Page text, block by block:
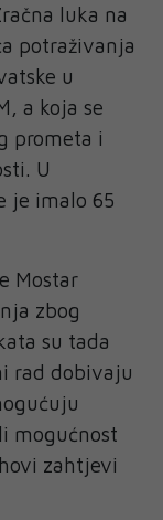
luka na
potraživanja
u
a koja se
prometa i
U
je imalo 65
Mostar
zbog
su tada
rad dobivaju
mogućnost
zahtjevi